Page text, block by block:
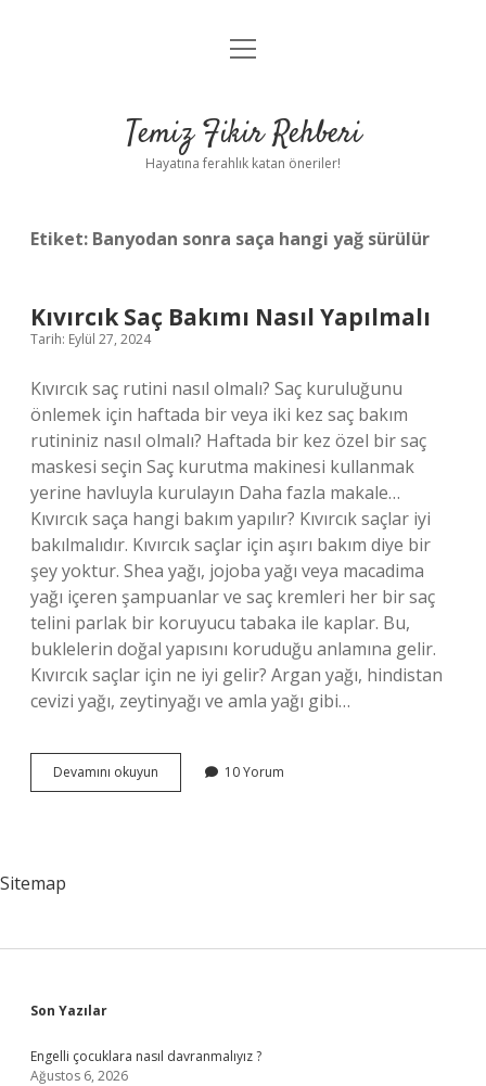
Anasayfa
Yasal Uyarı
menüyü
Temiz Fikir Rehberi
Hayatına ferahlık katan öneriler!
Etiket: Banyodan sonra saça hangi yağ sürülür
Kıvırcık Saç Bakımı Nasıl Yapılmalı
Tarih: Eylül 27, 2024
Kıvırcık saç rutini nasıl olmalı? Saç kuruluğunu
önlemek için haftada bir veya iki kez saç bakım
rutininiz nasıl olmalı? Haftada bir kez özel bir saç
maskesi seçin Saç kurutma makinesi kullanmak
yerine havluyla kurulayın Daha fazla makale…
Kıvırcık saça hangi bakım yapılır? Kıvırcık saçlar iyi
bakılmalıdır. Kıvırcık saçlar için aşırı bakım diye bir
şey yoktur. Shea yağı, jojoba yağı veya macadima
yağı içeren şampuanlar ve saç kremleri her bir saç
telini parlak bir koruyucu tabaka ile kaplar. Bu,
buklelerin doğal yapısını koruduğu anlamına gelir.
Kıvırcık saçlar için ne iyi gelir? Argan yağı, hindistan
cevizi yağı, zeytinyağı ve amla yağı gibi…
Devamını okuyun
Saç
10 Yorum
Sitemap
Sidebar
Son Yazılar
Engelli çocuklara nasıl davranmalıyız ?
Ağustos 6, 2026